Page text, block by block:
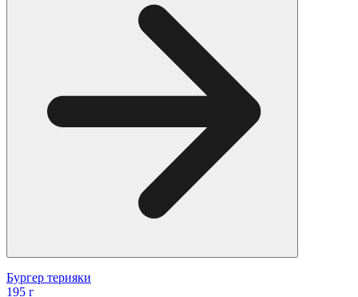
Бургер терияки
195 г